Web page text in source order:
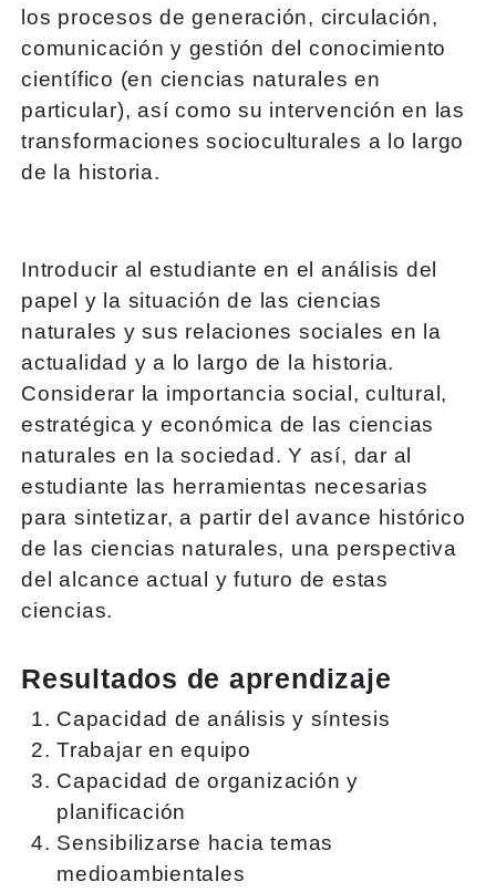
los procesos de generación, circulación,
comunicación y gestión del conocimiento
científico (en ciencias naturales en
particular), así como su intervención en las
transformaciones socioculturales a lo largo
de la historia.
Introducir al estudiante en el análisis del
papel y la situación de las ciencias
naturales y sus relaciones sociales en la
actualidad y a lo largo de la historia.
Considerar la importancia social, cultural,
estratégica y económica de las ciencias
naturales en la sociedad. Y así, dar al
estudiante las herramientas necesarias
para sintetizar, a partir del avance histórico
de las ciencias naturales, una perspectiva
del alcance actual y futuro de estas
ciencias.
Resultados de aprendizaje
Capacidad de análisis y síntesis
Trabajar en equipo
Capacidad de organización y
planificación
Sensibilizarse hacia temas
medioambientales